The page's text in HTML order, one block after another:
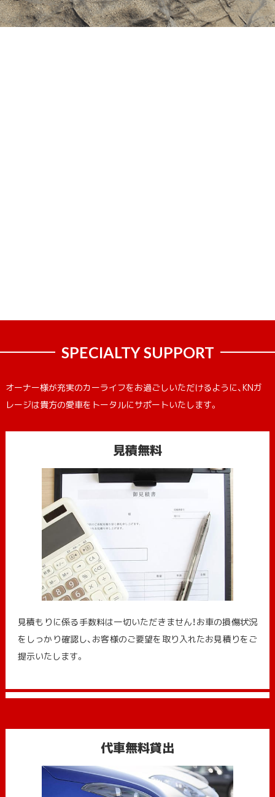
SPECIALTY SUPPORT
オーナー様が充実のカーライフをお過ごしいただけるように、KNガ
レージは貴方の愛車をトータルにサポートいたします。
見積無料
見積もりに係る手数料は一切いただきません！お車の損傷状況
をしっかり確認し、お客様のご要望を取り入れたお見積りをご
提示いたします。
代車無料貸出